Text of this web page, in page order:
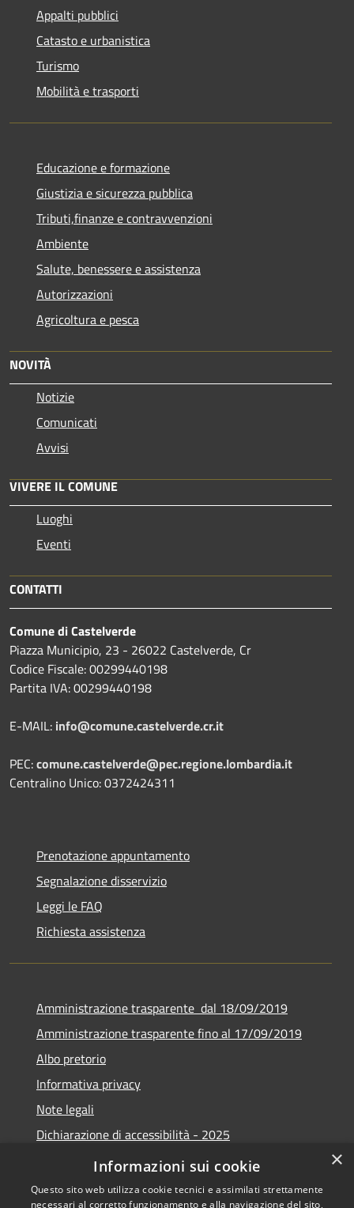
Appalti pubblici
Catasto e urbanistica
Turismo
Mobilità e trasporti
Educazione e formazione
Giustizia e sicurezza pubblica
Tributi,finanze e contravvenzioni
Ambiente
Salute, benessere e assistenza
Autorizzazioni
Agricoltura e pesca
NOVITÀ
Notizie
Comunicati
Avvisi
VIVERE IL COMUNE
Luoghi
Eventi
CONTATTI
Comune di Castelverde
Piazza Municipio, 23 - 26022 Castelverde, Cr
Codice Fiscale: 00299440198
Partita IVA: 00299440198
E-MAIL: info@comune.castelverde.cr.it
PEC:comune.castelverde@pec.regione.lombardia.it
Centralino Unico: 0372424311
Prenotazione appuntamento
Segnalazione disservizio
Leggi le FAQ
Richiesta assistenza
Amministrazione trasparente dal 18/09/2019
Amministrazione trasparente fino al 17/09/2019
Albo pretorio
Informativa privacy
Note legali
Dichiarazione di accessibilità - 2025
Obiettivi di accessibilità - 2025
×
Informazioni sui cookie
Questo sito web utilizza cookie tecnici e assimilati strettamente
necessari al corretto funzionamento e alla navigazione del sito,